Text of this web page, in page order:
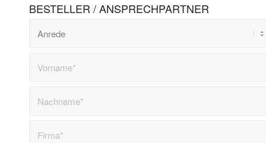
BESTELLER / ANSPRECHPARTNER